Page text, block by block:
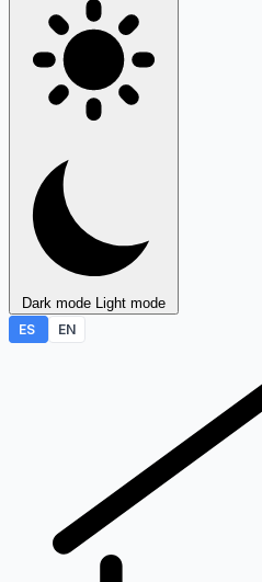
Dark mode Light mode
ES
EN